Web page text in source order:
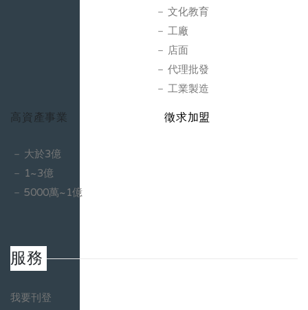
文化教育
工廠
店面
代理批發
工業製造
高資產事業
大於3億
1~3億
5000萬~1億
徵求加盟
服務
我要刊登